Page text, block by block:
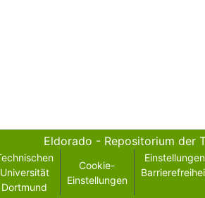
Eldorado - Repositorium der
Universität
Dortmund
Cookie-
Einstellungen
Einstellungen